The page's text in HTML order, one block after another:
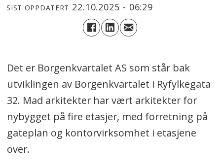
SIST OPPDATERT 22.10.2025 - 06:29
Det er Borgenkvartalet AS som står bak
utviklingen av Borgenkvartalet i Ryfylkegata
32. Mad arkitekter har vært arkitekter for
nybygget på fire etasjer, med forretning på
gateplan og kontorvirksomhet i etasjene
over.